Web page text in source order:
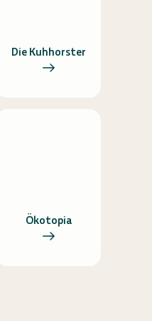
Die Kuhhorster
Ökotopia